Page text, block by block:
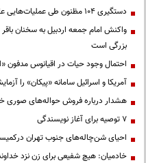
دستگیری ۱۰۴ مظنون طی عملیات‌هایی علیه داعش در ترکیه
واکنش امام جمعه اردبیل به سخنان
بزرگی است
احتمال وجود حیات در اقیانوس مدفون
آمریکا و اسرائیل سامانه «پیکان» را
هشدار درباره فروش حواله‌های صوری
۷ توصیه برای آغاز نویسندگی
احیای شن‌چاله‌های جنوب تهران درکمیسیون
خادمیان: هیچ شفیعی برای زن نزد